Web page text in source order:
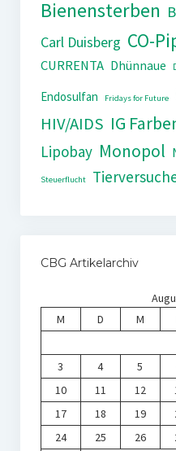
Bienensterben
Carl Duisberg CO-
CURRENTA Dhünnaue
Endosulfan
Fridays for Future
HIV/AIDS IG
Lipobay Monopol
Steuerflucht
CBG Artikelarchiv
M
D M
3
4 5
10
11 12
17
18 19
24
25 26